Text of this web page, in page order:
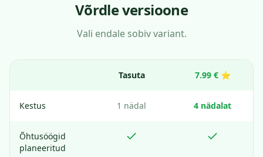
Võrdle versioone
Vali endale sobiv variant.
Tasuta 7.99 € ⭐
Kestus 1 nädal 4 nädalat
Õhtusöögid
planeeritud